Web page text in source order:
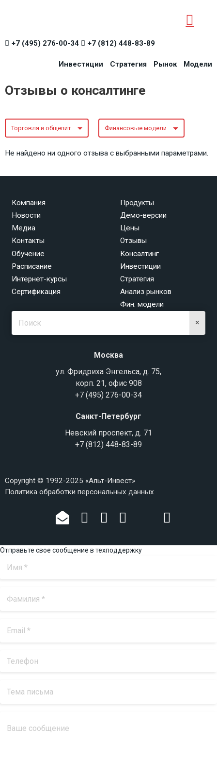
+7 (495) 276-00-34 +7 (812) 448-83-89
Инвестиции Стратегия Рынок Модели
Отзывы о консалтинге
Торговля и общепит Финансовые модели
Не найдено ни одного отзыва с выбранными параметрами.
Компания
Новости
Медиа
Контакты
Продукты
Демо-версии
Цены
Отзывы
Обучение
Расписание
Интернет-курсы
Сертификация
Консалтинг
Инвестиции
Стратегия
Анализ рынков
Фин. модели
×
Москва
ул. Фридриха Энгельса, д. 75,
корп. 21, офис 908
+7 (495) 276-00-34
Санкт-Петербург
Невский проспект, д. 71
+7 (812) 448-83-89
Copyright © 1992-2025 «Альт-Инвест»
Политика обработки персональных данных
Отправьте свое сообщение в техподдержку